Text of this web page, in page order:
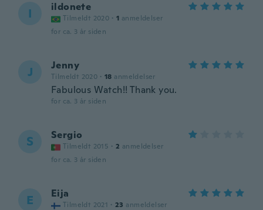
I ildonete
Tilmeldt 2020 · 1 anmeldelser
for ca. 3 år siden
J Jenny
Tilmeldt 2020 · 18 anmeldelser
Fabulous Watch!! Thank you.
for ca. 3 år siden
S Sergio
Tilmeldt 2015 · 2 anmeldelser
for ca. 3 år siden
E Eija
Tilmeldt 2021 · 23 anmeldelser